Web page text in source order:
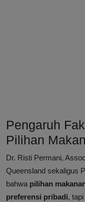
Pengaruh
Pilihan
Dr. Risti Permani,
Queensland sekaligus
bahwa pilihan
preferensi pribadi,